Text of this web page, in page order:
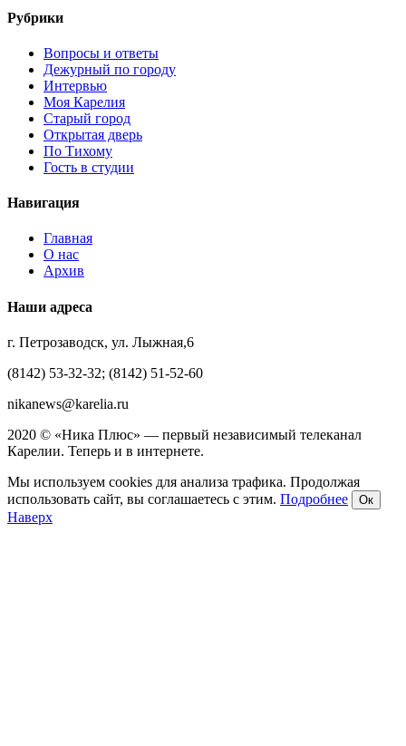
Рубрики
Вопросы и ответы
Дежурный по городу
Интервью
Моя Карелия
Старый город
Открытая дверь
По Тихому
Гость в студии
Навигация
Главная
О нас
Архив
Наши адреса
г. Петрозаводск, ул. Лыжная,6
(8142) 53-32-32; (8142) 51-52-60
nikanews@karelia.ru
2020 © «Ника Плюс» — первый независимый телеканал
Карелии. Теперь и в интернете.
Мы используем cookies для анализа трафика. Продолжая
использовать сайт, вы соглашаетесь с этим. Подробнее Ок
Наверх